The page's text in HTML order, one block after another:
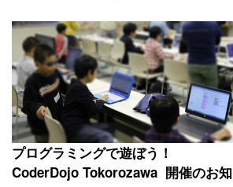
プログラミングで遊ぼう！
CoderDojo Tokorozawa 開催のお